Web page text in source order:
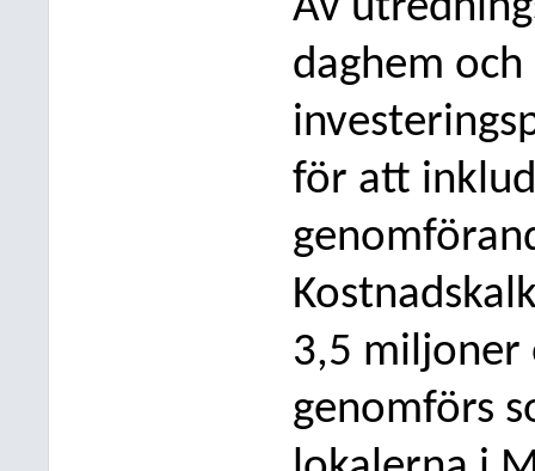
daghem
för att
3,5 miljoner
genomförs